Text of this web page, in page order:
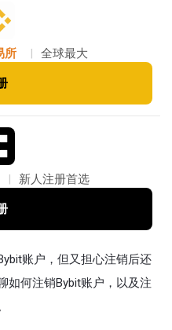
所 全球最大
新人注册首选
账户，但又担心注销后还
如何注销Bybit账户，以及注